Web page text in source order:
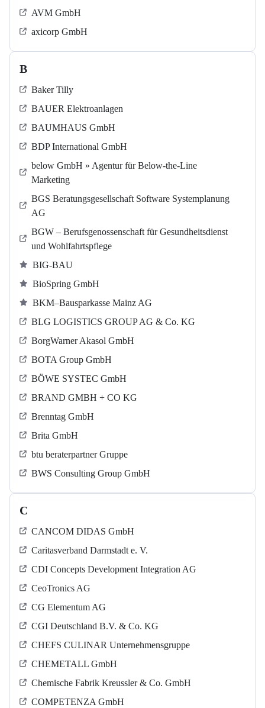
AVM GmbH
axicorp GmbH
B
Baker Tilly
BAUER Elektroanlagen
BAUMHAUS GmbH
BDP International GmbH
below GmbH » Agentur für Below-the-Line
Marketing
BGS Beratungsgesellschaft Software Systemplanung
AG
BGW – Berufsgenossenschaft für Gesundheitsdienst
und Wohlfahrtspflege
BIG-BAU
BioSpring GmbH
BKM–Bausparkasse Mainz AG
BLG LOGISTICS GROUP AG & Co. KG
BorgWarner Akasol GmbH
BOTA Group GmbH
BÖWE SYSTEC GmbH
BRAND GMBH + CO KG
Brenntag GmbH
Brita GmbH
btu beraterpartner Gruppe
BWS Consulting Group GmbH
C
CANCOM DIDAS GmbH
Caritasverband Darmstadt e. V.
CDI Concepts Development Integration AG
CeoTronics AG
CG Elementum AG
CGI Deutschland B.V. & Co. KG
CHEFS CULINAR Unternehmensgruppe
CHEMETALL GmbH
Chemische Fabrik Kreussler & Co. GmbH
COMPETENZA GmbH